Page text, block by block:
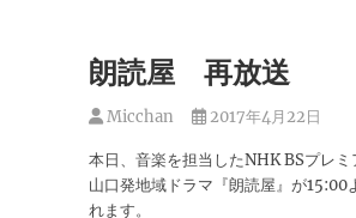
朗読屋 再放送
Micchan 2017年4月22日
本日、音楽を担当したNHK BSプレミ
山口発地域ドラマ『朗読屋』が15:00
れます。